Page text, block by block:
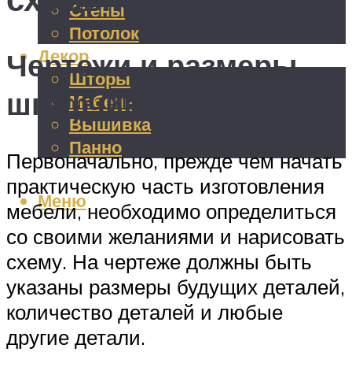
Стены
Потолок
Декор
Шторы
Мебель
Вышивка
Панно
Меню
Чертежи и размеры
шкафчика
Первоначально, прежде чем начать
практическую часть изготовления
мебели, необходимо определиться
со своими желаниями и нарисовать
схему. На чертеже должны быть
указаны размеры будущих деталей,
количество деталей и любые
другие детали.